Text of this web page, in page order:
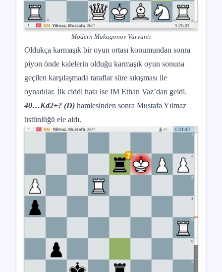
Modern Makagonov Varyantı
Oldukça karmaşık bir oyun ortası konumundan sonra
piyon önde kalelerin olduğu karmaşık oyun sonuna
geçilen karşılaşmada taraflar süre sıkışması ile
oynadılar. İlk ciddi hata ise IM Ethan Vaz’dan geldi.
40…Kd2+? (D) hamlesinden sonra Mustafa Yılmaz
üstünlüğü ele aldı.